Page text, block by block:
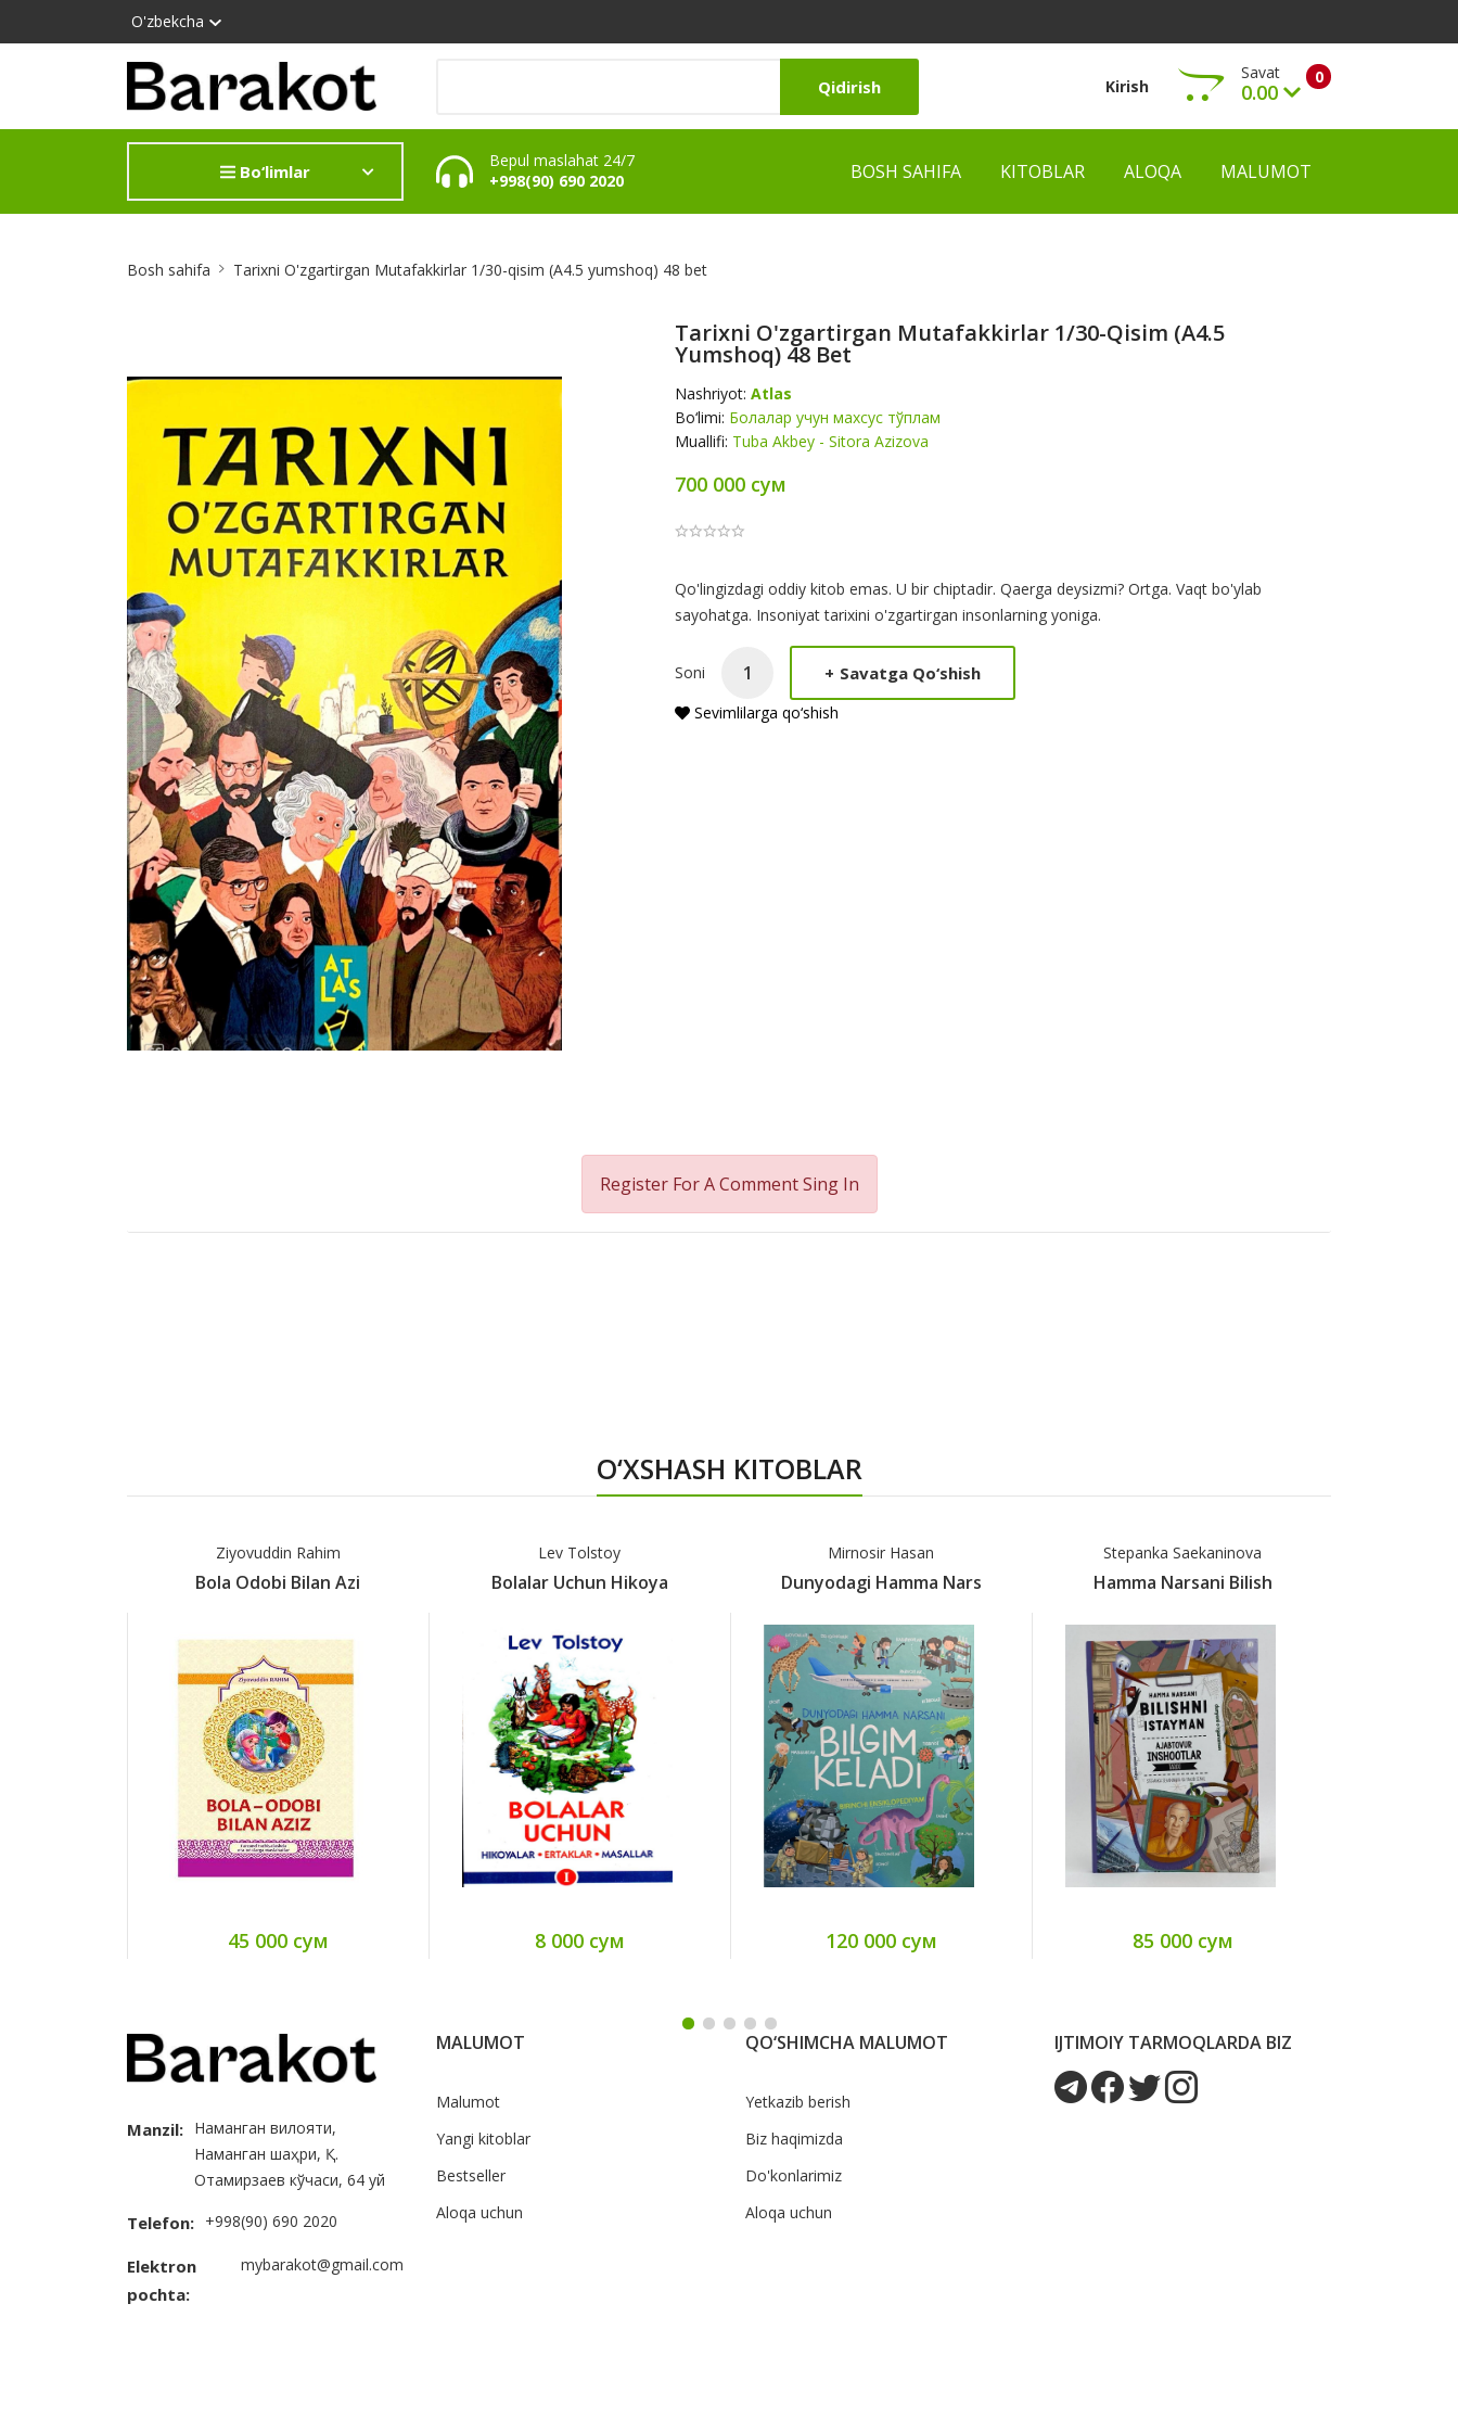
O'zbekcha
Qidirish Kirish 0
Savat
0.00
Ko‘rish
Bo‘limlar
Bepul maslahat 24/7
+998(90) 690 2020
BOSH SAHIFA KITOBLAR ALOQA MALUMOT
Bosh sahifa Tarixni O'zgartirgan Mutafakkirlar 1/30-qisim (А4.5 yumshoq) 48 bet
Tarixni O'zgartirgan Mutafakkirlar 1/30-Qisim (А4.5
Yumshoq) 48 Bet
Nashriyot: Atlas
Bo‘limi: Болалар учун махсус тўплам
Muallifi: Tuba Akbey - Sitora Azizova
700 000 сум
Product
Summery
Qo'lingizdagi oddiy kitob emas. U bir chiptadir. Qaerga deysizmi? Ortga. Vaqt bo'ylab
sayohatga. Insoniyat tarixini o'zgartirgan insonlarning yoniga.
Soni + Savatga Qo‘shish
Sevimlilarga qo‘shish
Register For A CommentSing In
O‘XSHASH KITOBLAR
Ziyovuddin Rahim
Bola Odobi Bilan Azi
45 000 сум
Lev Tolstoy
Bolalar Uchun Hikoya
8 000 сум
Mirnosir Hasan
Dunyodagi Hamma Nars
120 000 сум
Stepanka Saekaninova
Hamma Narsani Bilish
85 000 сум
Manzil: Наманган вилояти,
Наманган шаҳри, Қ.
Отамирзаев кўчаси, 64 уй
Telefon: +998(90) 690 2020
Elektron
pochta:
mybarakot@gmail.com
MALUMOT
Malumot
Yangi kitoblar
Bestseller
Aloqa uchun
QO‘SHIMCHA MALUMOT
Yetkazib berish
Biz haqimizda
Do'konlarimiz
Aloqa uchun
IJTIMOIY TARMOQLARDA BIZ